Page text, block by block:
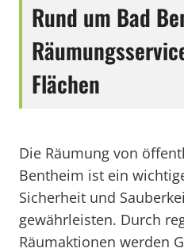
Rund um Bad
Flächen
Die Räumung von
Bentheim ist ein
Sicherheit und
gewährleisten. Durch
Räumaktionen werden